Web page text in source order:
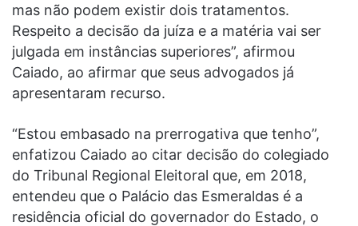
mas não podem existir dois tratamentos.
Respeito a decisão da juíza e a matéria vai ser
julgada em instâncias superiores”, afirmou
Caiado, ao afirmar que seus advogados já
apresentaram recurso.
“Estou embasado na prerrogativa que tenho”,
enfatizou Caiado ao citar decisão do colegiado
do Tribunal Regional Eleitoral que, em 2018,
entendeu que o Palácio das Esmeraldas é a
residência oficial do governador do Estado, o